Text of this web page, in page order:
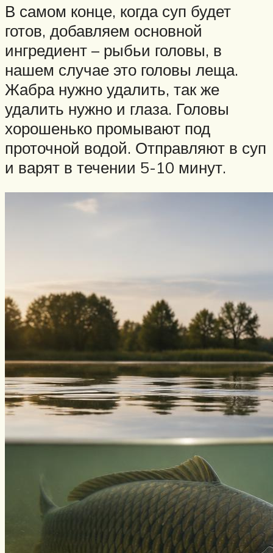
В самом конце, когда суп будет
готов, добавляем основной
ингредиент – рыбьи головы, в
нашем случае это головы леща.
Жабра нужно удалить, так же
удалить нужно и глаза. Головы
хорошенько промывают под
проточной водой. Отправляют в суп
и варят в течении 5-10 минут.